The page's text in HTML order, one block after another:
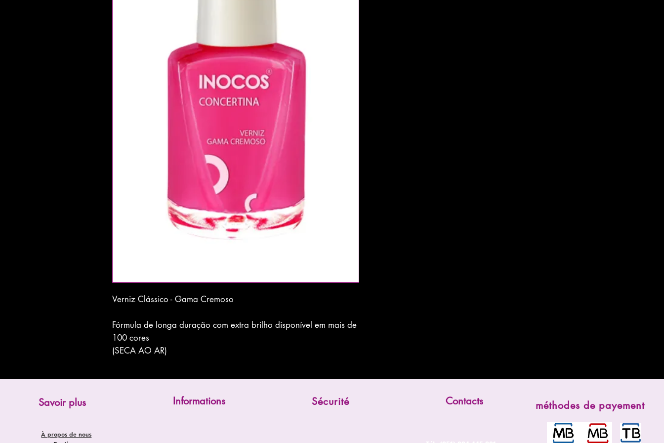
Verniz Clássico - Gama Cremoso
Fórmula de longa duração com extra brilho disponível em mais de
100 cores
(SECA AO AR)
Savoir plus
À propos de nous
Informations Sécurité Contacts méthodes de payement